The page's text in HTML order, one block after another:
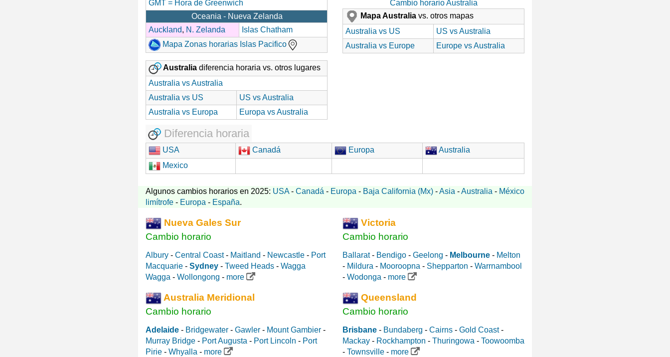
GMT = Hora de Greenwich
Oceania - Nueva Zelanda
Auckland, N. Zelanda
Islas Chatham
Mapa Zonas horarias Islas Pacifico
Australia diferencia horaria vs. otros lugares
Australia vs Australia
Australia vs US
US vs Australia
Australia vs Europa
Europa vs Australia
Cambio horario Australia
Mapa Australia vs. otros mapas
Australia vs US
US vs Australia
Australia vs Europe
Europe vs Australia
Diferencia horaria
USA Canadá Europa
Australia
Mexico
Algunos cambios horarios en 2025: USA- Canadá - Europa - Baja California (Mx) -Asia -Australia - México
limítrofe - Europa - España.
Nueva Gales Sur
Cambio horario
Albury - Central Coast- Maitland - Newcastle - Port
Macquarie - Sydney - Tweed Heads - Wagga
Wagga - Wollongong - more
Victoria
Cambio horario
Ballarat- Bendigo - Geelong - Melbourne - Melton
- Mildura - Mooroopna - Shepparton - Warrnambool
- Wodonga - more
Australia Meridional
Cambio horario
Adelaide - Bridgewater - Gawler - Mount Gambier -
Murray Bridge - Port Augusta - Port Lincoln - Port
Pirie - Whyalla - more
Queensland
Cambio horario
Brisbane - Bundaberg - Cairns - Gold Coast-
Mackay - Rockhampton - Thuringowa - Toowoomba
- Townsville - more